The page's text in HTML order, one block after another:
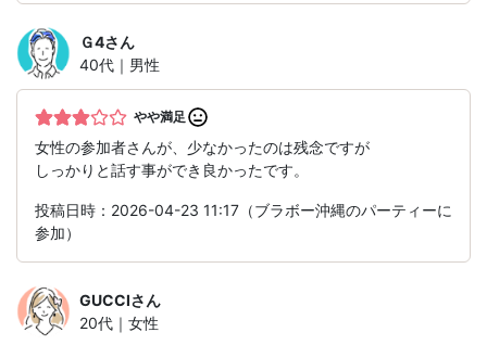
Ｇ4さん
40代｜男性
やや満足
女性の参加者さんが、少なかったのは残念ですが
しっかりと話す事ができ良かったです。
投稿日時：2026-04-23 11:17（ブラボー沖縄のパーティーに
参加）
GUCCIさん
20代｜女性